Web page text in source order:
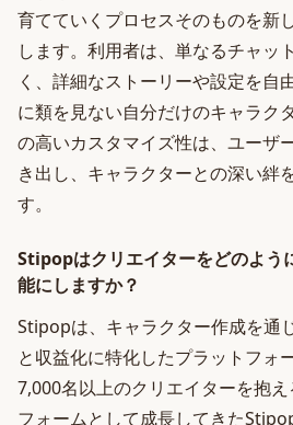
育てていくプロセスそのものを新
します。利用者は、単なるチャッ
く、詳細なストーリーや設定を自
に類を見ない自分だけのキャラク
の高いカスタマイズ性は、ユーザ
き出し、キャラクターとの深い絆
す。
Stipopはクリエイターをどのよう
能にしますか？
Stipopは、キャラクター作成を通
と収益化に特化したプラットフォ
7,000名以上のクリエイターを抱
フォームとして成長してきた